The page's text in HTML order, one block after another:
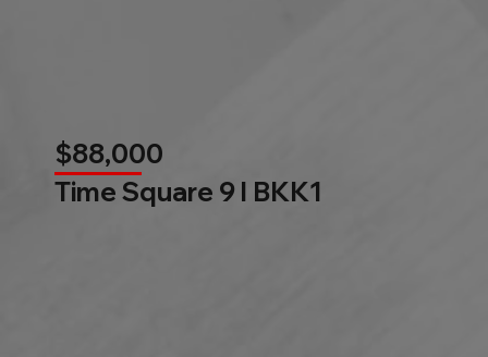
$88,000
Time Square 9 l BKK1